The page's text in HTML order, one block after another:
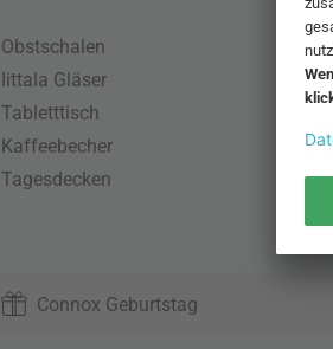
Obstschalen
Iittala Gläser
Tabletttisch
Kaffeebecher
Tagesdecken
Connox Geburtstag